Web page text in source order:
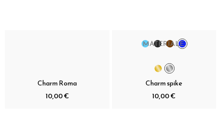
Charm Roma
10,00 €
MATERIALE:
Charm spike
10,00 €